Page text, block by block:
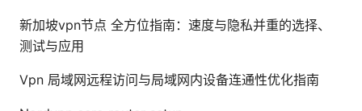
新加坡vpn节点 全方位指南：速度与隐私并重的选择、
测试与应用
Vpn 局域网远程访问与局域网内设备连通性优化指南